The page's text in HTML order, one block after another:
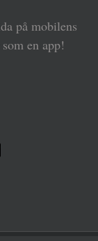
på mobilens
en app!